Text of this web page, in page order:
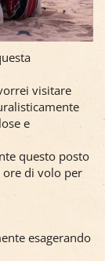
visitare
e
questo posto
di volo per
esagerando